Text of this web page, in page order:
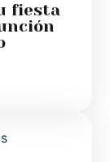
fiesta